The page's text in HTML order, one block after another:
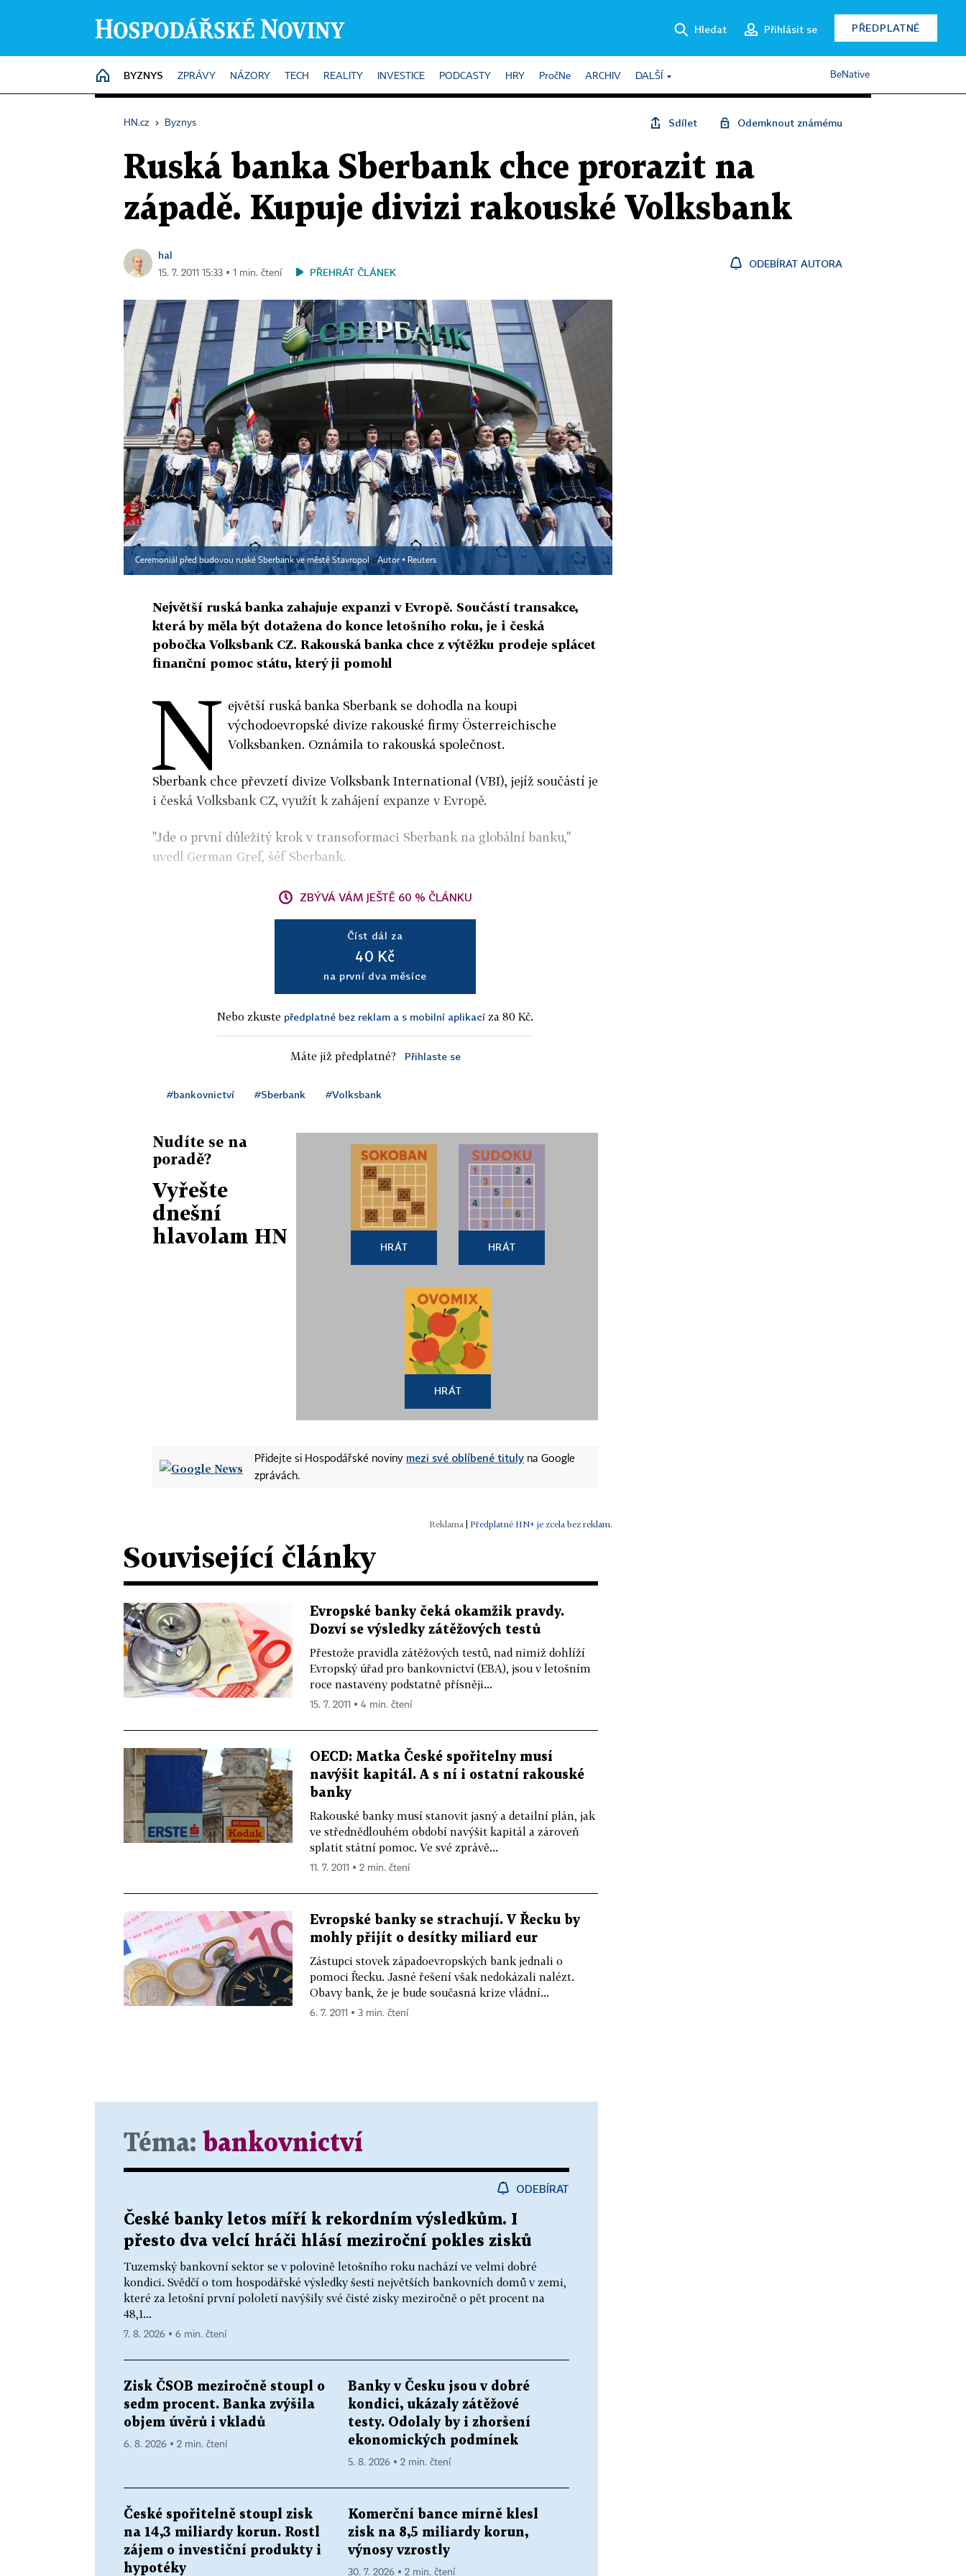
Hledat Přihlásit se PŘEDPLATNÉ
HOME
BYZNYS ZPRÁVY NÁZORY TECH REALITY INVESTICE PODCASTY HRY PročNe ARCHIV DALŠÍ BeNative
HN.cz › Byznys Sdílet Odemknout známému
Ruská banka Sberbank chce prorazit na
západě. Kupuje divizi rakouské Volksbank
hal
15. 7. 2011 15:33 ▪ 1 min. čtení PŘEHRÁT ČLÁNEK
ODEBÍRAT AUTORA
Ceremoniál před budovou ruské Sberbank ve městě Stavropol Autor ▪ Reuters
Největší ruská banka zahajuje expanzi v Evropě. Součástí transakce,
která by měla být dotažena do konce letošního roku, je i česká
pobočka Volksbank CZ. Rakouská banka chce z výtěžku prodeje splácet
finanční pomoc státu, který ji pomohl
N ejvětší ruská banka Sberbank se dohodla na koupi
východoevropské divize rakouské firmy Österreichische
Volksbanken. Oznámila to rakouská společnost.
Sberbank chce převzetí divize Volksbank International (VBI), jejíž součástí je
i česká Volksbank CZ, využít k zahájení expanze v Evropě.
"Jde o první důležitý krok v transoformaci Sberbank na globální banku,"
uvedl German Gref, šéf Sberbank.
ZBÝVÁ VÁM JEŠTĚ 60 % ČLÁNKU
Číst dál za
40 Kč
na první dva měsíce
Nebo zkuste předplatné bez reklam a s mobilní aplikací za 80 Kč.
Máte již předplatné? Přihlaste se
#bankovnictví #Sberbank #Volksbank
Nudíte se na
poradě?
Vyřešte
dnešní
hlavolam HN
HRÁT HRÁT
HRÁT
Přidejte si Hospodářské noviny mezi své oblíbené tituly na Google
zprávách.
| Předplatné HN+ je zcela bez reklam.
Související články
Evropské banky čeká okamžik pravdy.
Dozví se výsledky zátěžových testů
Přestože pravidla zátěžových testů, nad nimiž dohlíží
Evropský úřad pro bankovnictví (EBA), jsou v letošním
roce nastaveny podstatně přísněji...
15. 7. 2011 ▪ 4 min. čtení
OECD: Matka České spořitelny musí
navýšit kapitál. A s ní i ostatní rakouské
banky
Rakouské banky musí stanovit jasný a detailní plán, jak
ve střednědlouhém období navýšit kapitál a zároveň
splatit státní pomoc. Ve své zprávě...
11. 7. 2011 ▪ 2 min. čtení
Evropské banky se strachují. V Řecku by
mohly přijít o desítky miliard eur
Zástupci stovek západoevropských bank jednali o
pomoci Řecku. Jasné řešení však nedokázali nalézt.
Obavy bank, že je bude současná krize vládní...
6. 7. 2011 ▪ 3 min. čtení
Téma: bankovnictví
ODEBÍRAT
České banky letos míří k rekordním výsledkům. I
přesto dva velcí hráči hlásí meziroční pokles zisků
Tuzemský bankovní sektor se v polovině letošního roku nachází ve velmi dobré
kondici. Svědčí o tom hospodářské výsledky šesti největších bankovních domů v zemi,
které za letošní první pololetí navýšily své čisté zisky meziročně o pět procent na
48,1...
7. 8. 2026 ▪ 6 min. čtení
Zisk ČSOB meziročně stoupl o
sedm procent. Banka zvýšila
objem úvěrů i vkladů
6. 8. 2026 ▪ 2 min. čtení
Banky v Česku jsou v dobré
kondici, ukázaly zátěžové
testy. Odolaly by i zhoršení
ekonomických podmínek
5. 8. 2026 ▪ 2 min. čtení
České spořitelně stoupl zisk
na 14,3 miliardy korun. Rostl
zájem o investiční produkty i
hypotéky
Komerční bance mírně klesl
zisk na 8,5 miliardy korun,
výnosy vzrostly
30. 7. 2026 ▪ 2 min. čtení